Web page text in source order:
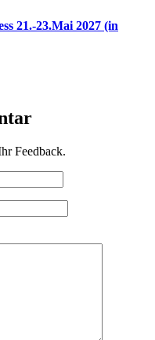
21.-23.Mai 2027 (in
Feedback.